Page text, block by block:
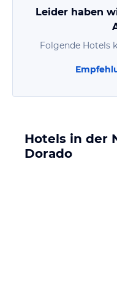
Leider haben
Folgende Hotels
Hotels in der
Dorado